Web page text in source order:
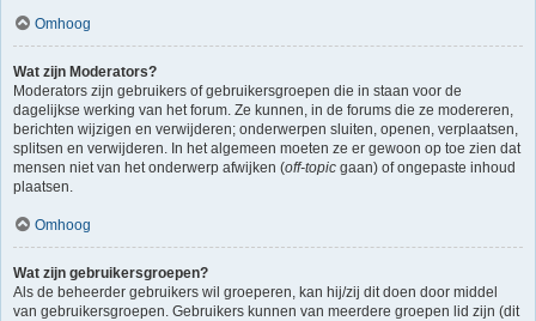
Omhoog
Wat zijn Moderators?
Moderators zijn gebruikers of gebruikersgroepen die in staan voor de
dagelijkse werking van het forum. Ze kunnen, in de forums die ze modereren,
berichten wijzigen en verwijderen; onderwerpen sluiten, openen, verplaatsen,
splitsen en verwijderen. In het algemeen moeten ze er gewoon op toe zien dat
mensen niet van het onderwerp afwijken (off-topic gaan) of ongepaste inhoud
plaatsen.
Omhoog
Wat zijn gebruikersgroepen?
Als de beheerder gebruikers wil groeperen, kan hij/zij dit doen door middel
van gebruikersgroepen. Gebruikers kunnen van meerdere groepen lid zijn (dit